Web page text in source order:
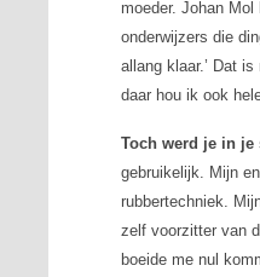
moeder. Johan
onderwijzers die
allang klaar.’ Dat
daar hou ik ook
Toch werd je in
gebruikelijk. Mijn
rubbertechniek.
zelf voorzitter van
boeide me nul